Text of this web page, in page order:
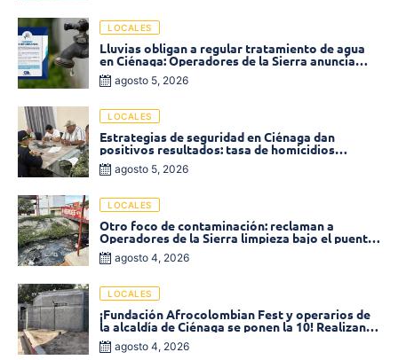
LOCALES
Lluvias obligan a regular tratamiento de agua
en Ciénaga: Operadores de la Sierra anuncia
baja presión en varios sectores
agosto 5, 2026
LOCALES
Estrategias de seguridad en Ciénaga dan
positivos resultados: tasa de homicidios
disminuyó un 58% en 2026
agosto 5, 2026
LOCALES
Otro foco de contaminación: reclaman a
Operadores de la Sierra limpieza bajo el puente
de la calle 19 con carrera 11
agosto 4, 2026
LOCALES
¡Fundación Afrocolombian Fest y operarios de
la alcaldía de Ciénaga se ponen la 10! Realizan
limpieza de la parte posterior del Coliseo
Monumental
agosto 4, 2026